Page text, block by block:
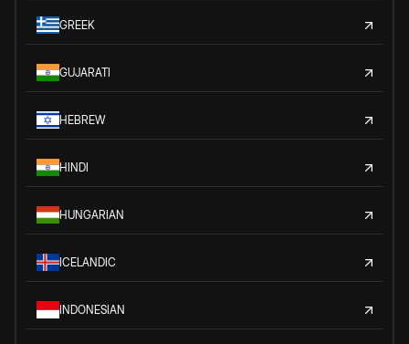
GREEK
GUJARATI
HEBREW
HINDI
HUNGARIAN
ICELANDIC
INDONESIAN